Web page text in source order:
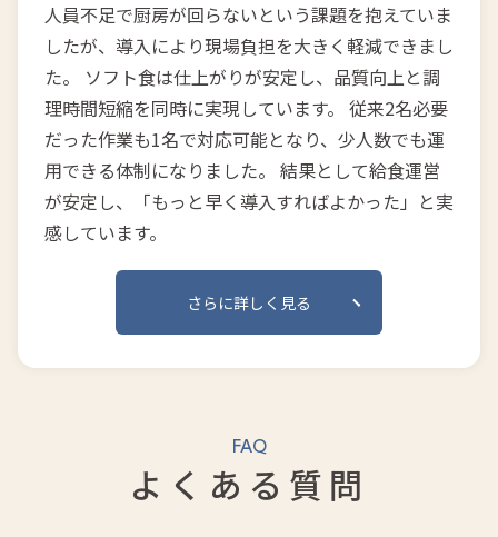
人員不足で厨房が回らないという課題を抱えていま
したが、導入により現場負担を大きく軽減できまし
た。 ソフト食は仕上がりが安定し、品質向上と調
理時間短縮を同時に実現しています。 従来2名必要
だった作業も1名で対応可能となり、少人数でも運
用できる体制になりました。 結果として給食運営
が安定し、「もっと早く導入すればよかった」と実
感しています。
さらに詳しく見る
FAQ
よくある質問